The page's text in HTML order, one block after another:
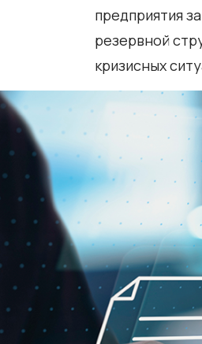
предприятия
резервной
кризисных